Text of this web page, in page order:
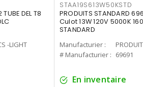
DEL T8
-LIGHT
STAA19S613W50KSTD
PRODUITS STANDARD
Culot 13W 120V 5000K
STANDARD
Manufacturier :
# Manufacturier : 69691
En inventaire